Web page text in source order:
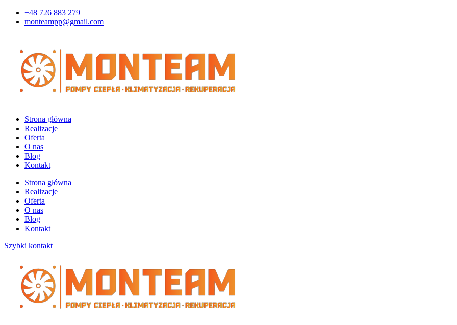
Przejdź+48 726 883 279
monteampp@gmail.com
Strona główna
Realizacje
Oferta
O nas
Blog
Kontakt
Strona główna
Realizacje
Oferta
O nas
Blog
Kontakt
Szybki kontakt